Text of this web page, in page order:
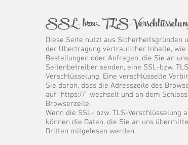
SSL- bzw. TLS-
Diese Seite nutzt aus Sicherheitsgründen
der Übertragung vertraulicher Inhalte, wie
Bestellungen oder Anfragen, die Sie an
Seitenbetreiber senden, eine SSL-bzw.
Verschlüsselung. Eine verschlüsselte
Sie daran, dass die Adresszeile des
auf “https://” wechselt und an dem
Browserzeile.
Wenn die SSL- bzw. TLS-Verschlüsselung
können die Daten, die Sie an uns
Dritten mitgelesen werden.